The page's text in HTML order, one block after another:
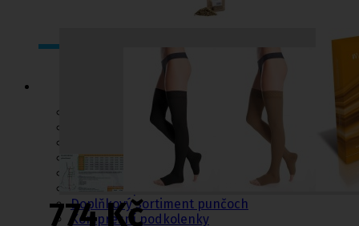
Antitrombotické punčochy
Preventivní a podpůrné punčochy
Zdravotní kompresivní punčochy
Navlékače punčoch
Zdravotní ponožky
Stahovací prádlo
Doplňkový sortiment punčoch
Kompresní podkolenky
774 Kč